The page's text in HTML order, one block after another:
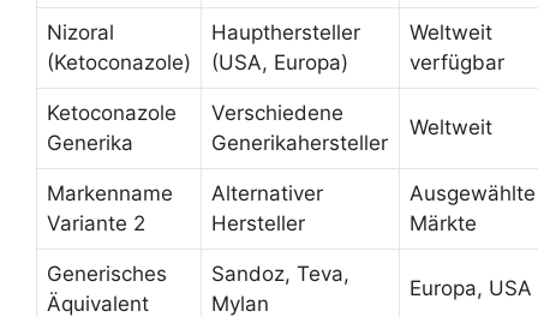
Nizoral
(Ketoconazole)
Haupthersteller
(USA, Europa)
Weltweit
verfügbar
Ketoconazole
Generika
Verschiedene
Generikahersteller
Weltweit
Markenname
Variante 2
Alternativer
Hersteller
Ausgewählte
Märkte
Generisches
Äquivalent
Sandoz, Teva,
Mylan
Europa, USA